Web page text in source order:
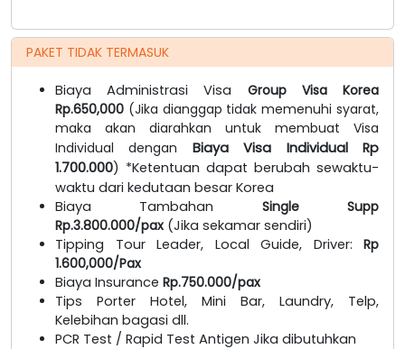
PAKET TIDAK TERMASUK
Biaya Administrasi Visa Group Visa Korea
Rp.650,000 (Jika dianggap tidak memenuhi syarat,
maka akan diarahkan untuk membuat Visa
Individual dengan Biaya Visa Individual Rp
1.700.000) *Ketentuan dapat berubah sewaktu-
waktu dari kedutaan besar Korea
Biaya Tambahan Single Supp
Rp.3.800.000/pax (Jika sekamar sendiri)
Tipping Tour Leader, Local Guide, Driver: Rp
1.600,000/Pax
Biaya Insurance Rp.750.000/pax
Tips Porter Hotel, Mini Bar, Laundry, Telp,
Kelebihan bagasi dll.
PCR Test / Rapid Test Antigen Jika dibutuhkan